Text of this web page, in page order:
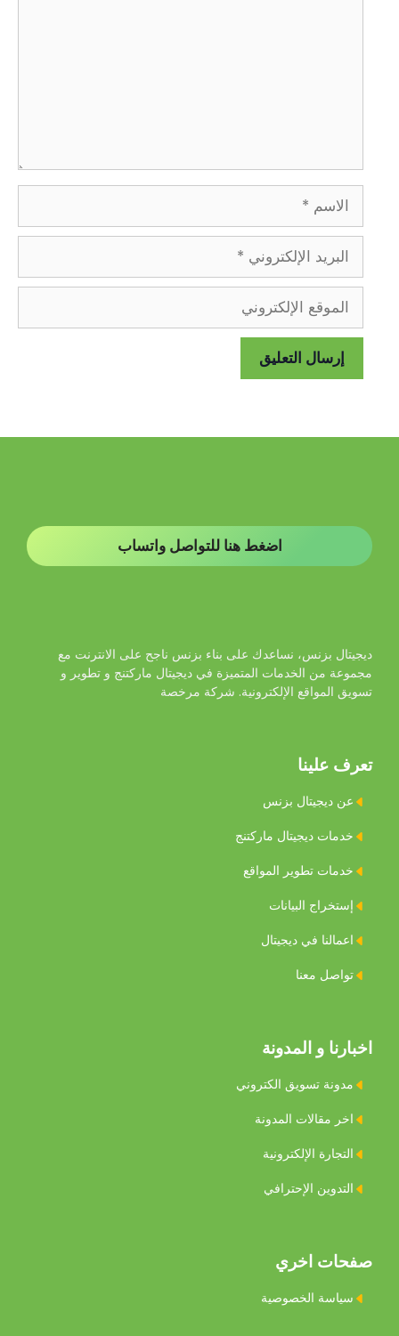
الاسم
البريد
الإلكتروني
الموقع
الإلكتروني
اضغط هنا للتواصل واتساب
ديجيتال بزنس، نساعدك على بناء بزنس ناجح على الانترنت مع
مجموعة من الخدمات المتميزة في ديجيتال ماركتنج و تطوير و
تسويق المواقع اﻹلكترونية. شركة مرخصة
تعرف علينا
عن ديجيتال بزنس
خدمات ديجيتال ماركتنج
خدمات تطوير المواقع
إستخراج البيانات
اعمالنا في ديجيتال
تواصل معنا
اخبارنا و المدونة
مدونة تسويق الكتروني
اخر مقالات المدونة
التجارة اﻹلكترونية
التدوين اﻹحترافي
صفحات اخري
سياسة الخصوصية